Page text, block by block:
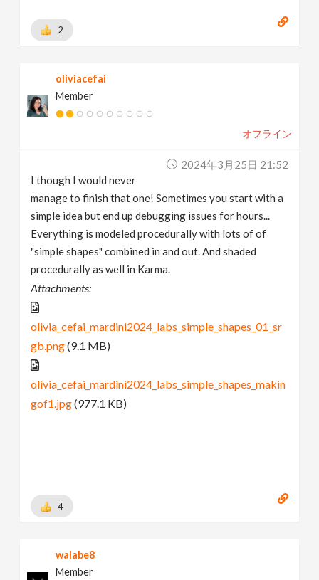
2
oliviacefai
Member
オフライン
2024年3月25日 21:52
I though I would never
manage to finish that one! Sometimes you start with a
simple idea but end up debugging issues for hours...
Everything is modeled procedurally with lots of of
"simple shapes" combined in and out. And shaded
procedurally as well in Karma.
Attachments:
olivia_cefai_mardini2024_labs_simple_shapes_01_sr
gb.png(9.1 MB)
olivia_cefai_mardini2024_labs_simple_shapes_makin
gof1.jpg(977.1 KB)
4
walabe8
Member